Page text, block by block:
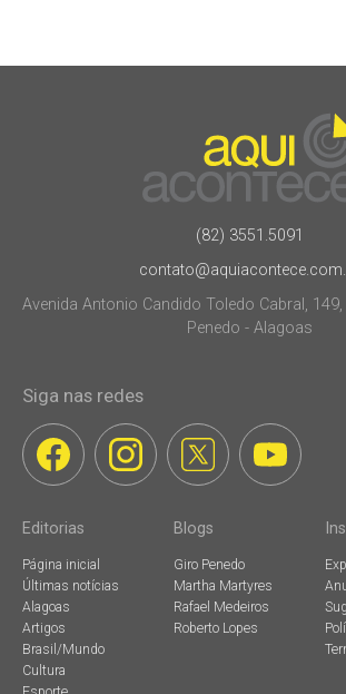
(82) 3551.5091
Avenida Antonio Candido Toledo Cabral,
Penedo - Alagoas
Siga nas redes
Editorias
Página inicial
Últimas notícias
Alagoas
Artigos
Brasil/Mundo
Cultura
Blogs
Giro Penedo
Martha Martyres
Rafael Medeiros
Roberto Lopes